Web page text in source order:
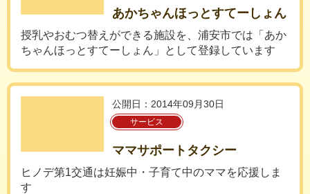
あかちゃんほっとすてーしょん
授乳やおむつ替えができる施設を、浦安市では「あか
ちゃんほっとすてーしょん」として登録しています
公開日：2014年09月30日
サービス
ママサポートタクシー
ヒノデ第1交通は妊娠中・子育て中のママを応援しま
す